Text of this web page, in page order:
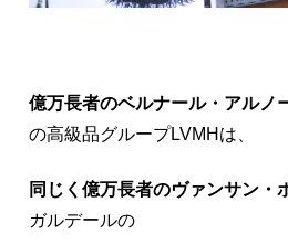
億万長者のベルナール・アルノ
の高級品グループLVMHは、
同じく億万長者のヴァンサン・
ガルデールの